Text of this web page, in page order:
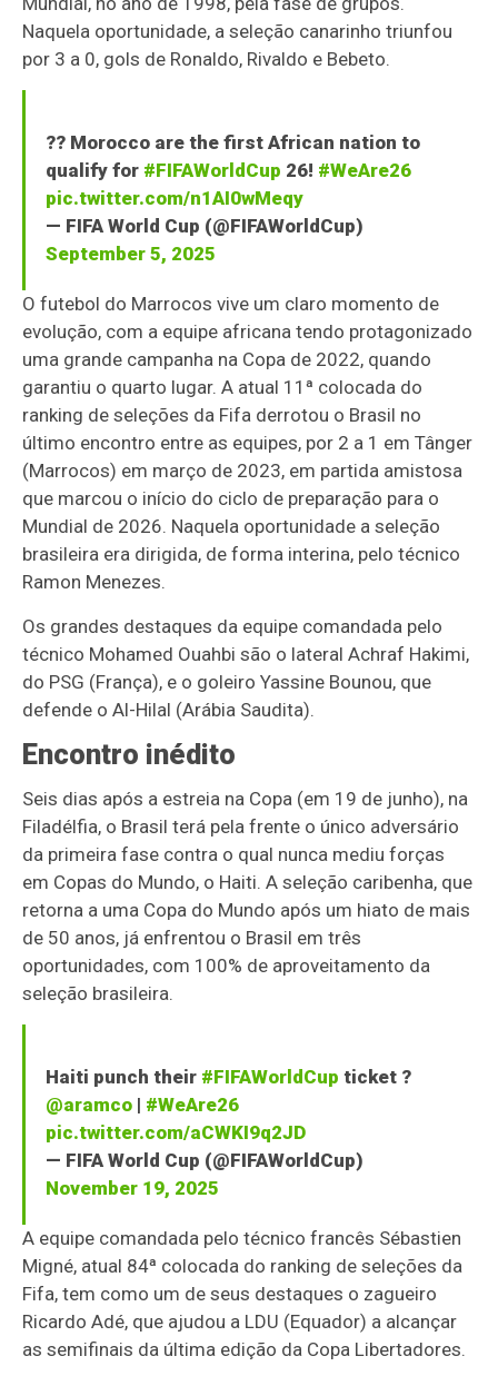
Naquela oportunidade, a seleção canarinho triunfou
por 3 a 0, gols de Ronaldo, Rivaldo e Bebeto.
?? Morocco are the first African nation to
qualify for #FIFAWorldCup 26! #WeAre26
pic.twitter.com/n1AI0wMeqy
— FIFA World Cup (@FIFAWorldCup)
September 5, 2025
O futebol do Marrocos vive um claro momento de
evolução, com a equipe africana tendo protagonizado
uma grande campanha na Copa de 2022, quando
garantiu o quarto lugar. A atual 11ª colocada do
ranking de seleções da Fifa derrotou o Brasil no
último encontro entre as equipes, por 2 a 1 em Tânger
(Marrocos) em março de 2023, em partida amistosa
que marcou o início do ciclo de preparação para o
Mundial de 2026. Naquela oportunidade a seleção
brasileira era dirigida, de forma interina, pelo técnico
Ramon Menezes.
Os grandes destaques da equipe comandada pelo
técnico Mohamed Ouahbi são o lateral Achraf Hakimi,
do PSG (França), e o goleiro Yassine Bounou, que
defende o Al-Hilal (Arábia Saudita).
Encontro inédito
Seis dias após a estreia na Copa (em 19 de junho), na
Filadélfia, o Brasil terá pela frente o único adversário
da primeira fase contra o qual nunca mediu forças
em Copas do Mundo, o Haiti. A seleção caribenha, que
retorna a uma Copa do Mundo após um hiato de mais
de 50 anos, já enfrentou o Brasil em três
oportunidades, com 100% de aproveitamento da
seleção brasileira.
Haiti punch their #FIFAWorldCup ticket ?️
@aramco| #WeAre26
pic.twitter.com/aCWKI9q2JD
— FIFA World Cup (@FIFAWorldCup)
November 19, 2025
A equipe comandada pelo técnico francês Sébastien
Migné, atual 84ª colocada do ranking de seleções da
Fifa, tem como um de seus destaques o zagueiro
Ricardo Adé, que ajudou a LDU (Equador) a alcançar
as semifinais da última edição da Copa Libertadores.